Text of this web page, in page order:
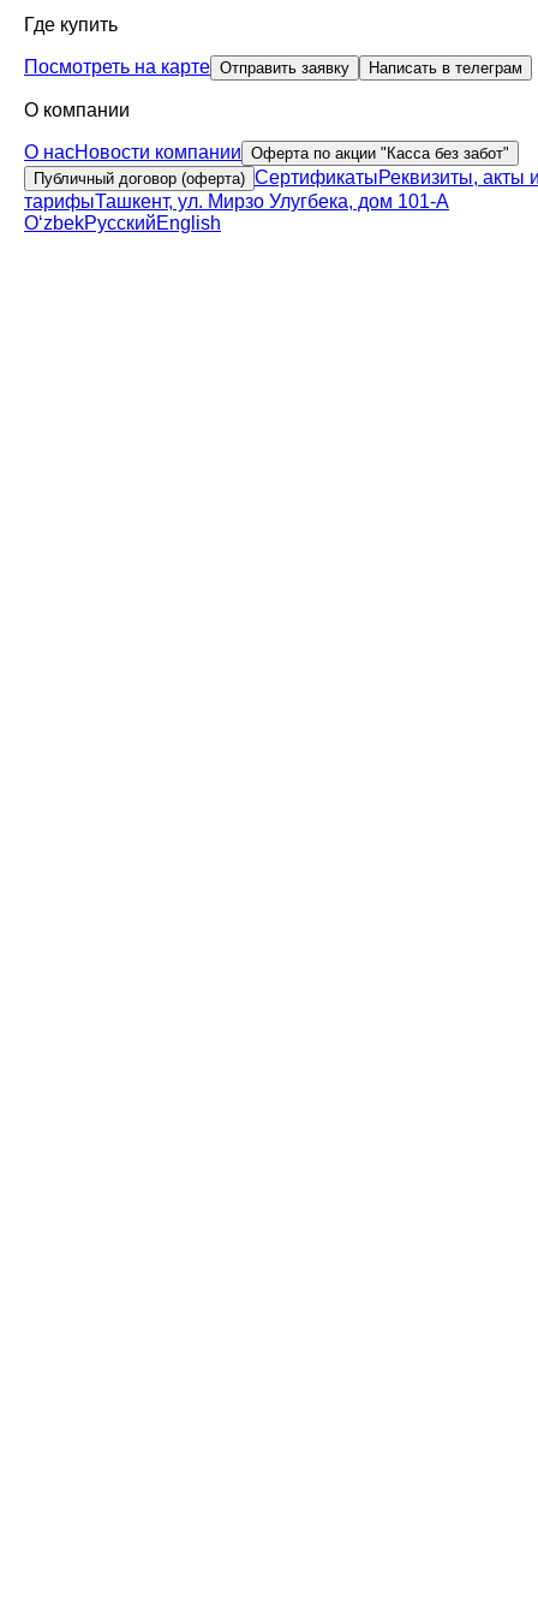
Где купить
Посмотреть на карте Отправить заявку Написать в телеграм
О компании
О насНовости компании Оферта по акции "Касса без забот"
Публичный договор (оферта) СертификатыРеквизиты, акты
тарифыТашкент, ул. Мирзо Улугбека, дом 101-А
OʻzbekРусскийEnglish